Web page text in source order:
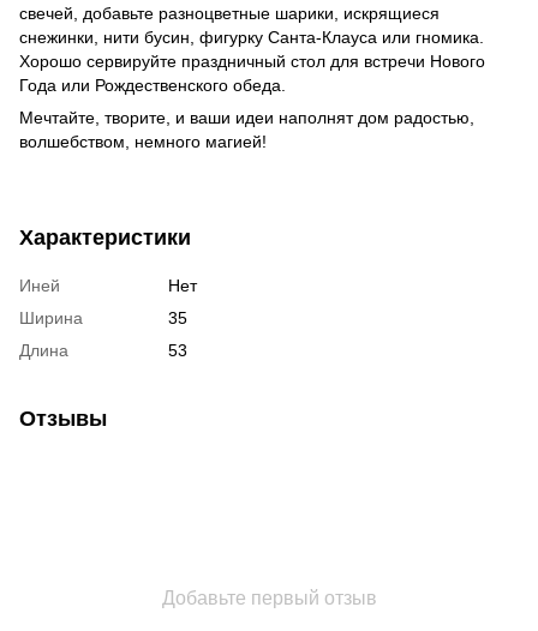
свечей, добавьте разноцветные шарики, искрящиеся
снежинки, нити бусин, фигурку Санта-Клауса или гномика.
Хорошо сервируйте праздничный стол для встречи Нового
Года или Рождественского обеда.
Мечтайте, творите, и ваши идеи наполнят дом радостью,
волшебством, немного магией!
Характеристики
Иней
Нет
Ширина
35
Длина
53
Отзывы
Добавьте первый отзыв